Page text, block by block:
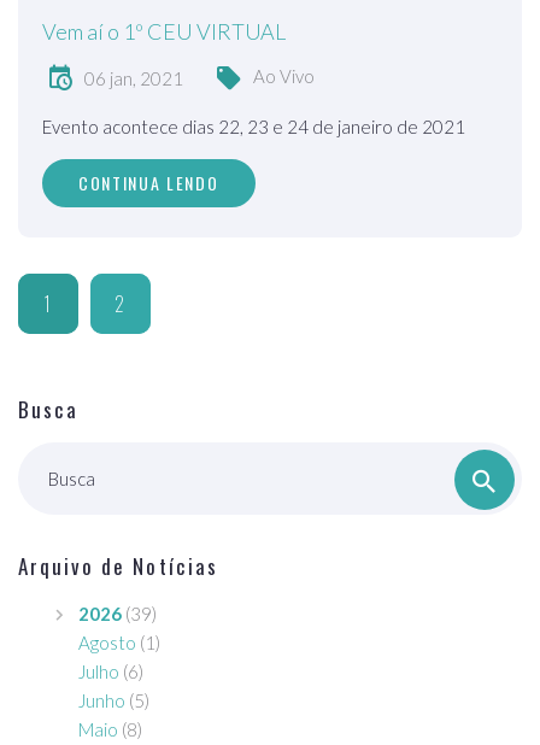
Vem aí o 1º CEU VIRTUAL
06 jan, 2021 Ao Vivo
Evento acontece dias 22, 23 e 24 de janeiro de 2021
CONTINUA LENDO
1 2
Busca
Busca
Arquivo de Notícias
2026 (39)
Agosto (1)
Julho (6)
Junho (5)
Maio (8)